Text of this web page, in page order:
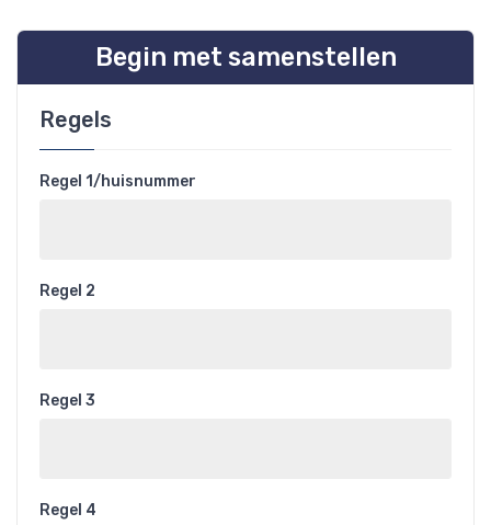
Begin met samenstellen
Regels
Regel 1/huisnummer
Regel 2
Regel 3
Regel 4